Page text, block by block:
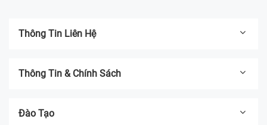
Thông Tin Liên Hệ
Thông Tin & Chính Sách
Đào Tạo